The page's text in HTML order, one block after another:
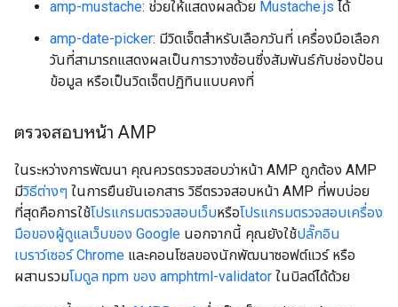
amp-mustache: ช่วยให้แสดงผลด้วย Mustache.js ได้
amp-date-picker: มีวิดเจ็ตสำหรับเลือกวันที่ เครื่องมือเลือก
วันที่สามารถแสดงผลเป็นการวางซ้อนซึ่งสัมพันธ์กับช่องป้อน
ข้อมูล หรือเป็นวิดเจ็ตปฏิทินแบบคงที่
ตรวจสอบหน้า AMP
ในระหว่างการพัฒนา คุณควรตรวจสอบว่าหน้า AMP ถูกต้อง AMP
มีวิธีต่างๆ ในการยืนยันเอกสาร วิธีตรวจสอบหน้า AMP ที่พบบ่อย
ที่สุดคือการใช้โปรแกรมตรวจสอบเว็บหรือโปรแกรมตรวจสอบเครื่อง
มือของผู้ดูแลเว็บของ Google นอกจากนี้ คุณยังใช้ปลั๊กอิน
เบราว์เซอร์ Chrome และคอนโซลของนักพัฒนาซอฟต์แวร์ หรือ
ผสานรวมโมดูล npm ของ amphtml-validator ในบิลด์ได้ด้วย